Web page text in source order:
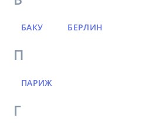
БАКУ БЕРЛИН
П
ПАРИЖ
Г